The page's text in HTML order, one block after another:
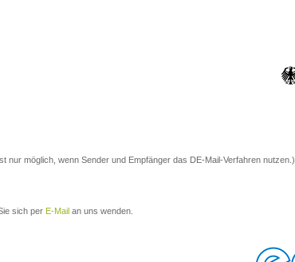
nur möglich, wenn Sender und Empfänger das DE-Mail-Verfahren nutzen.)
sich per E-Mail an uns wenden.